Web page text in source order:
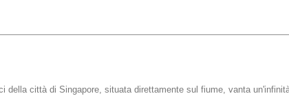
della città di Singapore, situata direttamente sul fiume, vanta